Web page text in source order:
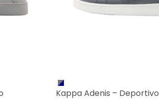
Kappa Adenis – Deportivo